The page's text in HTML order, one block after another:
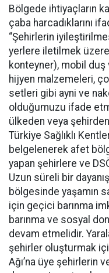
Bölgede ihtiyaçların
çaba harcadıklarını
“Şehirlerin
yerlere iletilmek
konteyner), mobil duş
hijyen malzemeleri,
setleri gibi ayni ve
olduğumuzu ifade
ülkeden veya
Türkiye Sağlıklı
belgelenerek afet
yapan şehirlere ve
Uzun süreli bir
bölgesinde yaşamın
için geçici barınma
barınma ve sosyal
devam etmelidir.
şehirler oluşturmak
Ağı’na üye şehirlerin